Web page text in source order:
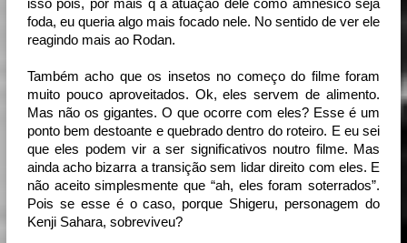
isso pois, por mais q a atuação dele como amnésico seja
foda, eu queria algo mais focado nele. No sentido de ver ele
reagindo mais ao Rodan.
Também acho que os insetos no começo do filme foram
muito pouco aproveitados. Ok, eles servem de alimento.
Mas não os gigantes. O que ocorre com eles? Esse é um
ponto bem destoante e quebrado dentro do roteiro. E eu sei
que eles podem vir a ser significativos noutro filme. Mas
ainda acho bizarra a transição sem lidar direito com eles. E
não aceito simplesmente que “ah, eles foram soterrados”.
Pois se esse é o caso, porque Shigeru, personagem do
Kenji Sahara, sobreviveu?